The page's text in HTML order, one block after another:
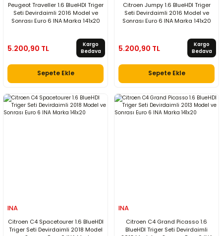
Peugeot Traveller 1.6 BlueHDI Triger
Seti Devirdaimli 2016 Model ve
Sonrası Euro 6 INA Marka 141x20
5.200,90 TL
Kargo
Bedava
Sepete Ekle
Citroen Jumpy 1.6 BlueHDI Triger
Seti Devirdaimli 2016 Model ve
Sonrası Euro 6 INA Marka 141x20
5.200,90 TL
Kargo
Bedava
Sepete Ekle
INA
Citroen C4 Spacetourer 1.6 BlueHDI
Triger Seti Devirdaimli 2018 Model
INA
Citroen C4 Grand Picasso 1.6
BlueHDI Triger Seti Devirdaimli